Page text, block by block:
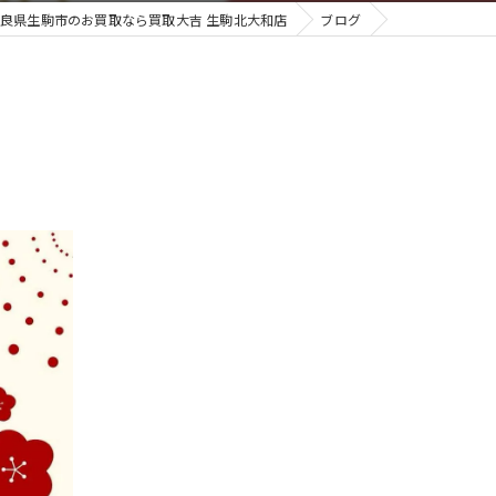
県生駒市のお買取なら買取大吉 生駒北大和店 ブログ